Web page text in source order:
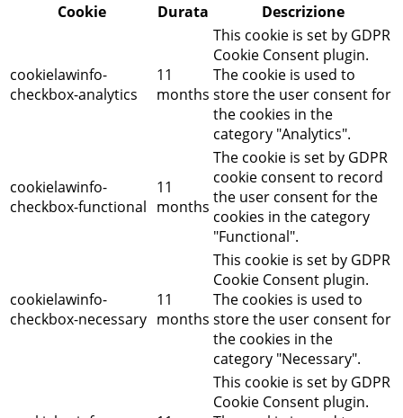
Cookie
Durata Descrizione
cookielawinfo-
checkbox-analytics
11
months
This cookie is set by GDPR
Cookie Consent plugin.
The cookie is used to
store the user consent for
the cookies in the
category "Analytics".
cookielawinfo-
checkbox-functional
11
months
The cookie is set by GDPR
cookie consent to record
the user consent for the
cookies in the category
"Functional".
cookielawinfo-
checkbox-necessary
11
months
This cookie is set by GDPR
Cookie Consent plugin.
The cookies is used to
store the user consent for
the cookies in the
category "Necessary".
This cookie is set by GDPR
Cookie Consent plugin.